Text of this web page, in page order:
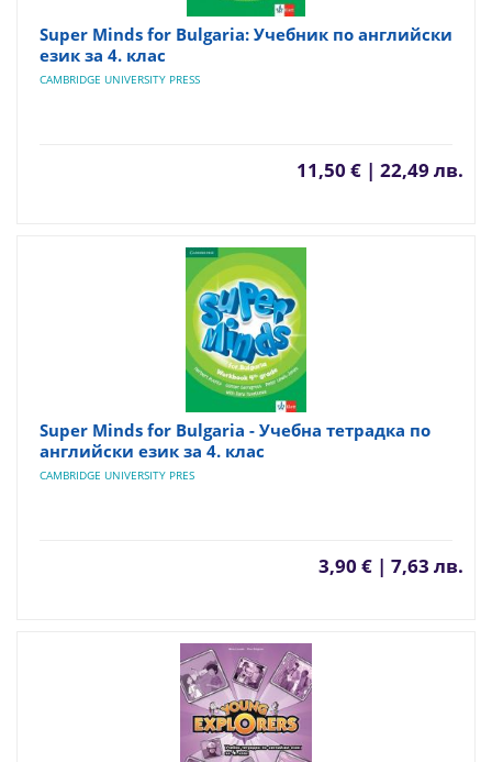
Super Minds for Bulgaria: Учебник по английски
език за 4. клас
CAMBRIDGE UNIVERSITY PRESS
11,50 € | 22,49 лв.
Super Minds for Bulgaria - Учебна тетрадка по
английски език за 4. клас
CAMBRIDGE UNIVERSITY PRES
3,90 € | 7,63 лв.